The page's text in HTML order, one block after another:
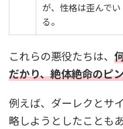
が、性格は歪んでい
る。
これらの悪役たちは、
だかり、絶体絶命のピ
例えば、ダーレクとサ
略しようとしたことも